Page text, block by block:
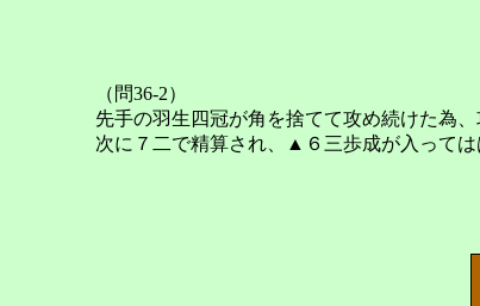
（問36-2）
先手の羽生四冠が角を捨てて攻め続けた為
次に７二で精算され、▲６三歩成が入って